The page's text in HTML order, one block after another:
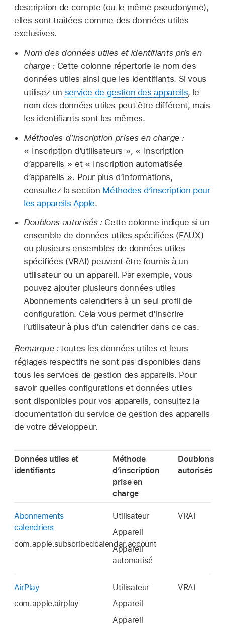
description de compte (ou le même pseudonyme),
elles sont traitées comme des données utiles
exclusives.
Nom des données utiles et identifiants pris en
charge : Cette colonne répertorie le nom des
données utiles ainsi que les identifiants. Si vous
utilisez un service de gestion des appareils, le
nom des données utiles peut être différent, mais
les identifiants sont les mêmes.
Méthodes d’inscription prises en charge :
« Inscription d’utilisateurs », « Inscription
d’appareils » et « Inscription automatisée
d’appareils ». Pour plus d’informations,
consultez la section Méthodes d’inscription pour
les appareils Apple.
Doublons autorisés :Cette colonne indique si un
ensemble de données utiles spécifiées (FAUX)
ou plusieurs ensembles de données utiles
spécifiées (VRAI) peuvent être fournis à un
utilisateur ou un appareil. Par exemple, vous
pouvez ajouter plusieurs données utiles
Abonnements calendriers à un seul profil de
configuration. Cela vous permet d’inscrire
l’utilisateur à plus d’un calendrier dans ce cas.
Remarque :toutes les données utiles et leurs
réglages respectifs ne sont pas disponibles dans
tous les services de gestion des appareils. Pour
savoir quelles configurations et données utiles
sont disponibles pour vos appareils, consultez la
documentation du service de gestion des appareils
de votre développeur.
Données utiles et
identifiants
Méthode
d’inscription
prise en
charge
Doublons
autorisés
Abonnements
calendriers
com.apple.subscribedcalendar.account
Utilisateur
Appareil
Appareil
automatisé
VRAI
AirPlay
com.apple.airplay
Utilisateur
Appareil
Appareil
VRAI